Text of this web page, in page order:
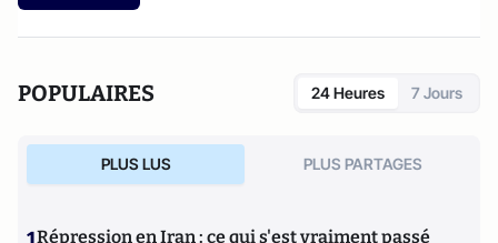
POPULAIRES 24 Heures 7 Jours
PLUS LUS PLUS PARTAGES
Répression en Iran : ce qui s'est vraiment passé